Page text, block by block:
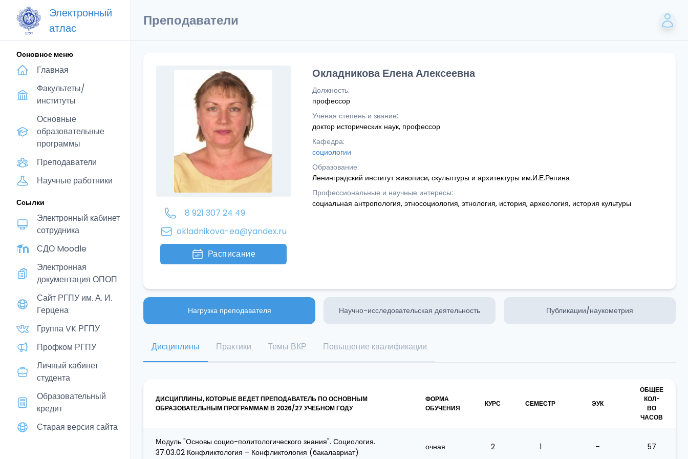
Электронный
атлас
Основное меню
Главная
Факультеты/
институты
Основные
образовательные
программы
Преподаватели
Научные работники
Ссылки
Электронный кабинет
сотрудника
СДО Moodle
Электронная
документация ОПОП
Сайт РГПУ им. А. И.
Герцена
Группа VK РГПУ
Профком РГПУ
Личный кабинет
студента
Образовательный
кредит
Старая версия сайта
Преподаватели
8 921 307 24 49
okladnikova-ea@yandex.ru
Расписание
Окладникова Елена Алексеевна
Должность:
профессор
Ученая степень и звание:
доктор исторических наук, профессор
Кафедра:
социологии
Образование:
Ленинградский институт живописи, скульптуры и архитектуры им.И.Е.Репина
Профессиональные и научные интересы:
социальная антропология, этносоциология, этнология, история, археология, история культуры
Нагрузка преподавателя Научно-исследовательская деятельность Публикации/наукометрия
Дисциплины Практики Темы ВКР Повышение квалификации
ДИСЦИПЛИНЫ, КОТОРЫЕ ВЕДЕТ ПРЕПОДАВАТЕЛЬ ПО ОСНОВНЫМ
ОБРАЗОВАТЕЛЬНЫМ ПРОГРАММАМ В 2026/27 УЧЕБНОМ ГОДУ
ФОРМА
ОБУЧЕНИЯ
КУРС СЕМЕСТР ЭУК
ОБЩЕЕ
КОЛ-
ВО
ЧАСОВ
Модуль "Основы социо-политологического знания". Социология.
37.03.02 Конфликтология – Конфликтология (бакалавриат)
очная 2 1 – 57